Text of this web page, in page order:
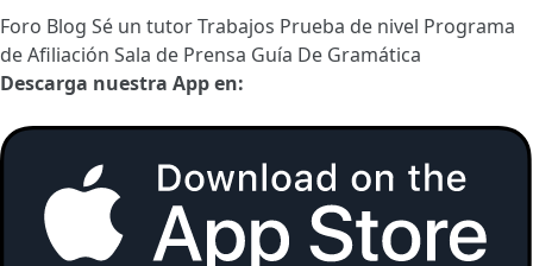
Foro Blog Sé un tutorTrabajos Prueba de nivel Programa
de Afiliación Sala de Prensa Guía De Gramática
Descarga nuestra App en: